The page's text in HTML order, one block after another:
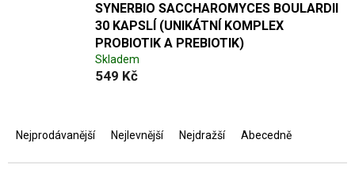
SYNERBIO SACCHAROMYCES BOULARDII
30 KAPSLÍ (UNIKÁTNÍ KOMPLEX
PROBIOTIK A PREBIOTIK)
Skladem
549 Kč
e
Nejprodávanější Nejlevnější Nejdražší Abecedně